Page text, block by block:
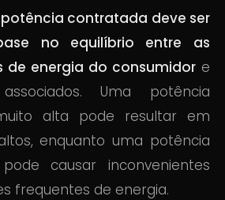
contratada deve ser
no equilíbrio entre as
de energia do consumidore
Uma potência
alta pode resultar em
enquanto uma potência
causar inconvenientes
frequentes de energia.